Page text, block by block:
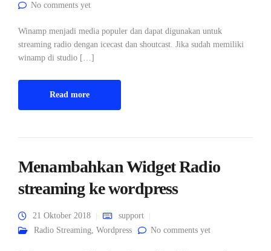
No comments yet
Winamp menjadi media populer dan dapat digunakan untuk
streaming radio dengan icecast dan shoutcast. Jika sudah memiliki
winamp di studio […]
Read more
Menambahkan Widget Radio
streaming ke wordpress
21 Oktober 2018
support
Radio Streaming, Wordpress No comments yet